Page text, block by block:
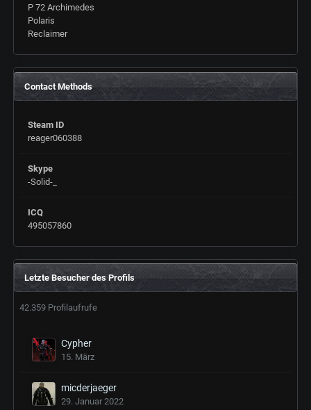
P 72 Archimedes
Polaris
Reclaimer
Contact Methods
Steam ID
reager060388
Skype
-Solid-_
ICQ
495057860
Letzte Besucher des Profils
42.359 Profilaufrufe
Cypher
15. März
micderjaeger
29. Januar 2022